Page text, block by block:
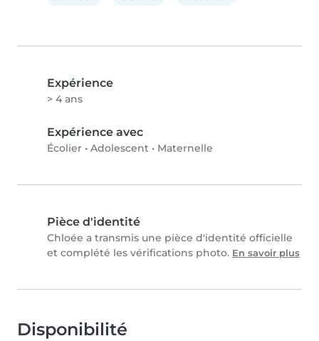
Expérience
> 4 ans
Expérience avec
Écolier • Adolescent • Maternelle
Pièce d'identité
Chloée a transmis une pièce d'identité officielle
et complété les vérifications photo. En savoir plus
Disponibilité